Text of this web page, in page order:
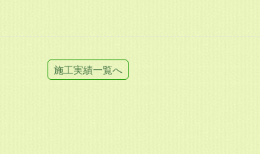
施工実績一覧へ